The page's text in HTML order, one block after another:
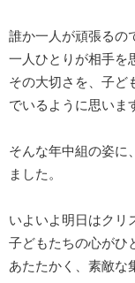
誰か一人が頑張るの
一人ひとりが相手を
その大切さを、子ど
でいるように思いま
そんな年中組の姿に
ました。
いよいよ明日はクリ
子どもたちの心がひ
あたたかく、素敵な